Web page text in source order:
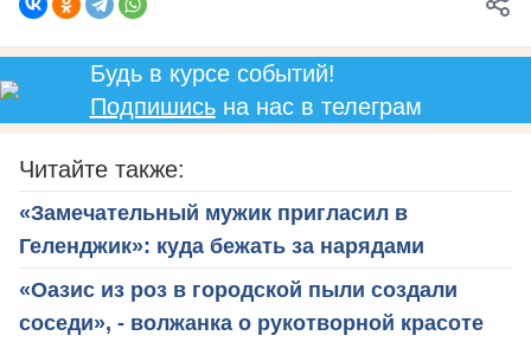
Будь в курсе событий!
Подпишисьна нас в телеграм
Читайте также:
«Замечательный мужик пригласил в
Геленджик»: куда бежать за нарядами
«Оазис из роз в городской пыли создали
соседи», - волжанка о рукотворной красоте